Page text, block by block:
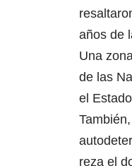
años de
Una
de las
el
reza el